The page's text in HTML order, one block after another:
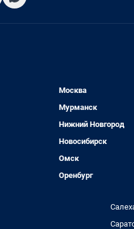
Москва
Мурманск
Нижний Новгород
Новосибирск
Омск
Оренбург